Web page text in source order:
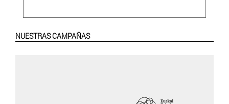
NUESTRAS CAMPAÑAS